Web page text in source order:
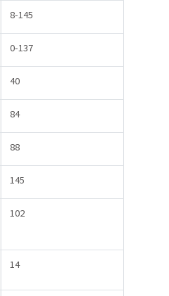
8-145
0-137
40
84
88
145
102
14